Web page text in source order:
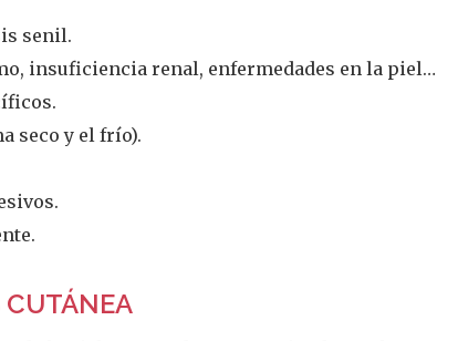
senil.
insuficiencia renal, enfermedades en la piel…
seco y el frío).
CUTÁNEA